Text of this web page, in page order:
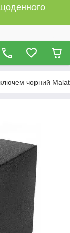
чорний